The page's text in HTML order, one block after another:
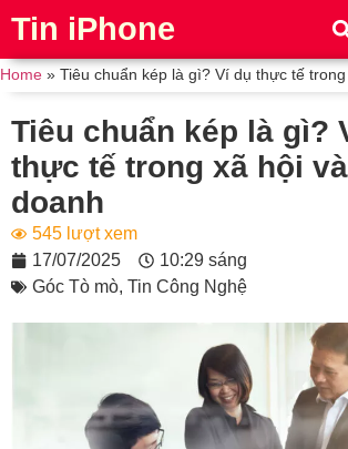
Tin iPhone
Home » Tiêu chuẩn kép là gì? Ví dụ thực tế
Tiêu chuẩn kép là gì?
thực tế trong xã hội
doanh
545 lượt xem
17/07/2025
10:29 sáng
Góc Tò mò, Tin Công Nghệ